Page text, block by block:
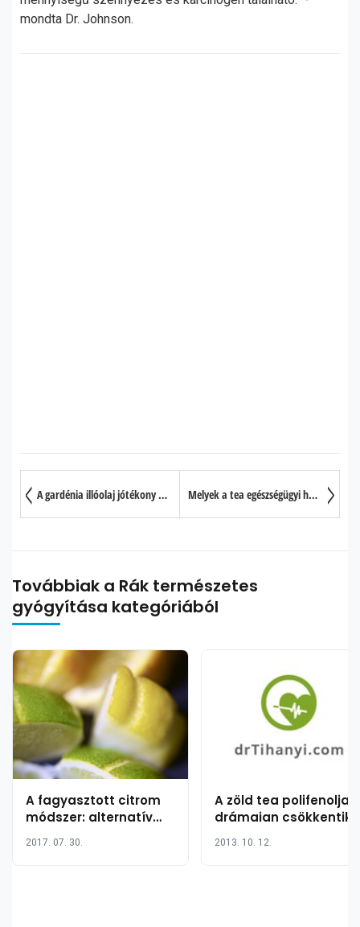
mondta Dr. Johnson.
A gardénia illóolaj jótékony hatása 7 pontban Melyek a tea egészségügyi hatásai?
Továbbiak a Rák természetes
gyógyítása kategóriából
A fagyasztott citrom
módszer: alternatív
rosszindulatú
2017. 07. 30.
A zöld tea polifenoljai
drámaian csökkentik
kockázatát?
2013. 10. 12.